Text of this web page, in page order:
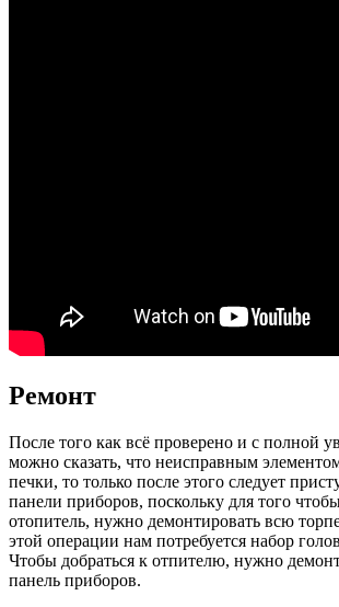
Ремонт
После того как всё проверено и с полной
можно сказать, что неисправным
печки, то только после этого следует
панели приборов, поскольку для того
отопитель, нужно демонтировать всю
этой операции нам потребуется набор
Чтобы добраться к отпителю, нужно
панель приборов.